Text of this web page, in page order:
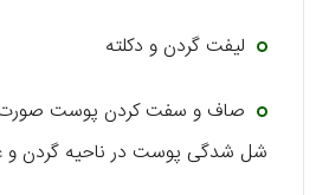
لیفت گردن و دکلته
صاف و سفت کردن پوست صورت
شل شدگی پوست در ناحیه گردن و